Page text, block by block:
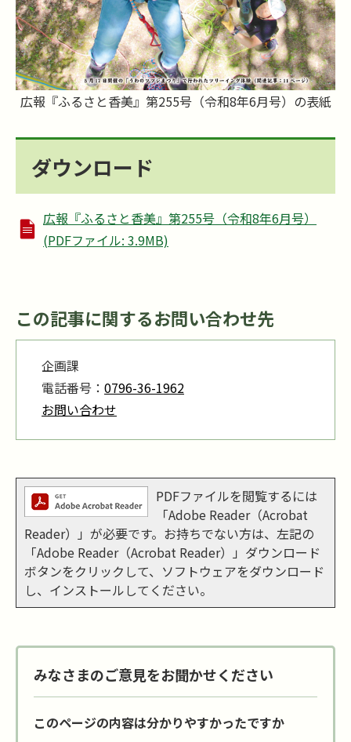
広報『ふるさと香美』第255号（令和8年6月号）の表紙
ダウンロード
広報『ふるさと香美』第255号（令和8年6月号）
(PDFファイル: 3.9MB)
この記事に関するお問い合わせ先
企画課
電話番号： 0796-36-1962
お問い合わせ
PDFファイルを閲覧するには
「Adobe Reader（Acrobat
Reader）」が必要です。お持ちでない方は、左記の
「Adobe Reader（Acrobat Reader）」ダウンロード
ボタンをクリックして、ソフトウェアをダウンロード
し、インストールしてください。
みなさまのご意見をお聞かせください
このページの内容は分かりやすかったですか